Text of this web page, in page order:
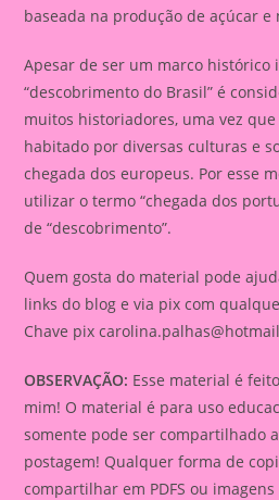
baseada na produção de açúcar e
Apesar de ser um marco histórico
“descobrimento do Brasil” é
muitos historiadores, uma vez
habitado por diversas culturas e
chegada dos europeus. Por esse
utilizar o termo “chegada dos
de “descobrimento”.
Quem gosta do material pode
links do blog e via pix com
Chave pix
OBSERVAÇÃO: Esse material é
mim! O material é para uso
somente pode ser compartilhado
postagem! Qualquer forma de
compartilhar em PDFS ou